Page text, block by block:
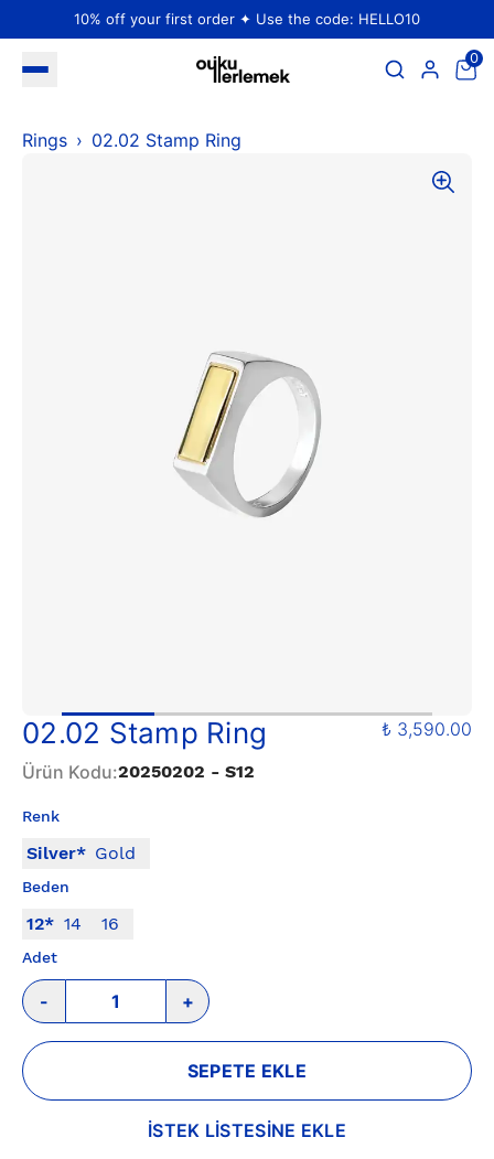
10% off your first order ✦ Use the code: HELLO10
0
Rings 02.02 Stamp Ring
02.02 Stamp Ring
₺ 3,590.00
Ürün Kodu:20250202 - S12
Renk
Silver* Gold
Beden
12* 14 16
Adet
- +
SEPETE EKLE
İSTEK LİSTESİNE EKLE